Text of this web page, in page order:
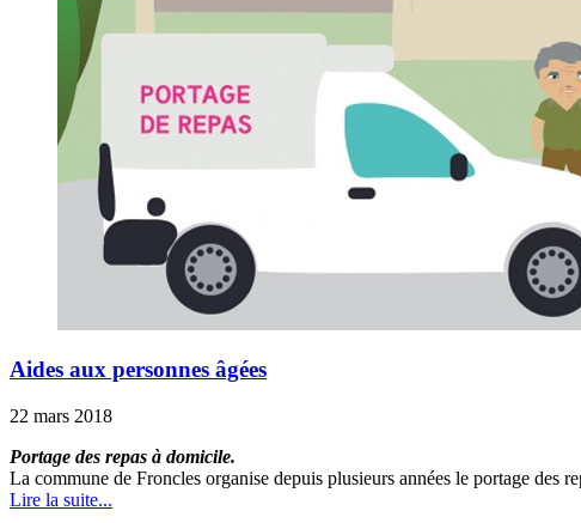
Aides aux personnes âgées
22 mars 2018
Portage des repas à domicile.
La commune de Froncles organise depuis plusieurs années le portage
Lire la suite...